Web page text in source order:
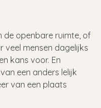
de openbare ruimte, of
veel mensen dagelijks
kans voor. En
een anders lelijk
van een plaats